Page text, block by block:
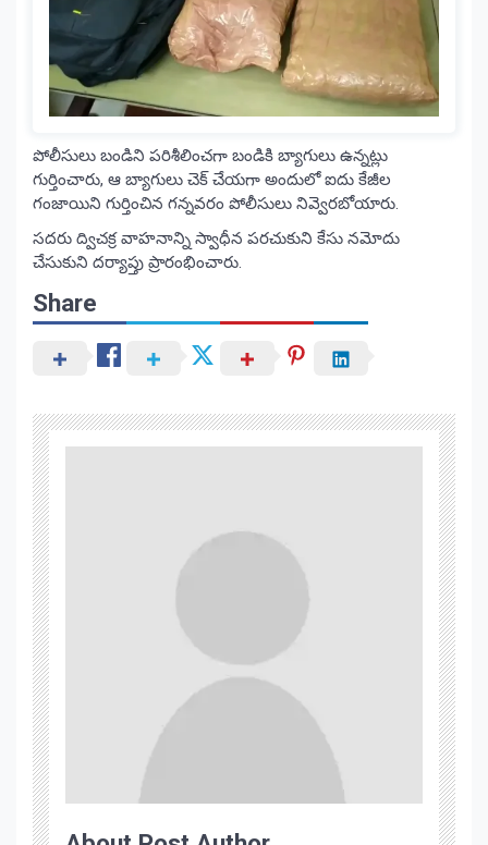
పోలీసులు బండిని పరిశీలించగా బండికి బ్యాగులు ఉన్నట్లు
గుర్తించారు, ఆ బ్యాగులు చెక్ చేయగా అందులో ఐదు కేజీల
గంజాయిని గుర్తించిన గన్నవరం పోలీసులు నివ్వెరబోయారు.
సదరు ద్విచక్ర వాహనాన్ని స్వాధీన పరచుకుని కేసు నమోదు
చేసుకుని దర్యాప్తు ప్రారంభించారు.
Share